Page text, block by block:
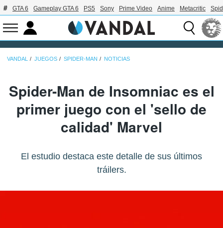
GTA 6 Gameplay GTA 6 PS5 Sony Prime Video Anime Metacritic
VANDAL JUEGOS SPIDER-MAN NOTICIAS
Spider-Man de Insomniac es el
primer juego con el 'sello de
calidad' Marvel
El estudio destaca este detalle de sus últimos
tráilers.